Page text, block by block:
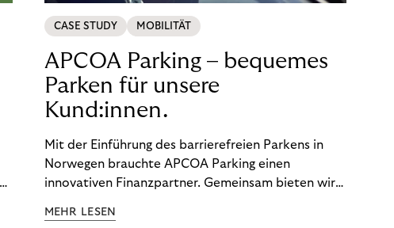
CASE STUDY MOBILITÄT
APCOA Parking – bequemes
Parken für unsere
Kund:innen.
Mit der Einführung des barrierefreien Parkens in
Norwegen brauchte APCOA Parking einen
innovativen Finanzpartner. Gemeinsam bieten wir
Erlebnis.
MEHR LESEN